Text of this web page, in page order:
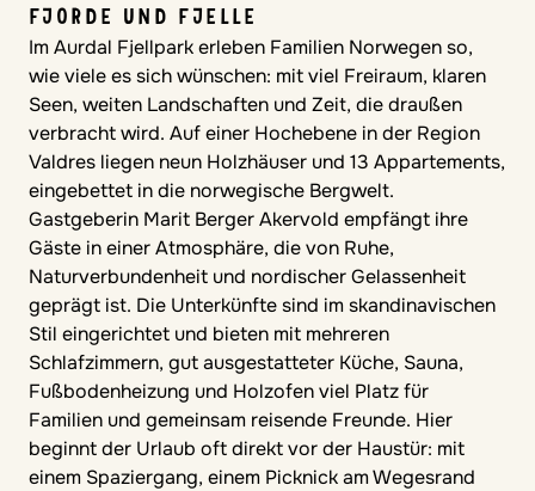
FJORDE UND FJELLE
Im Aurdal Fjellpark erleben Familien Norwegen so,
wie viele es sich wünschen: mit viel Freiraum, klaren
Seen, weiten Landschaften und Zeit, die draußen
verbracht wird. Auf einer Hochebene in der Region
Valdres liegen neun Holzhäuser und 13 Appartements,
eingebettet in die norwegische Bergwelt.
Gastgeberin Marit Berger Akervold empfängt ihre
Gäste in einer Atmosphäre, die von Ruhe,
Naturverbundenheit und nordischer Gelassenheit
geprägt ist. Die Unterkünfte sind im skandinavischen
Stil eingerichtet und bieten mit mehreren
Schlafzimmern, gut ausgestatteter Küche, Sauna,
Fußbodenheizung und Holzofen viel Platz für
Familien und gemeinsam reisende Freunde. Hier
beginnt der Urlaub oft direkt vor der Haustür: mit
einem Spaziergang, einem Picknick am Wegesrand